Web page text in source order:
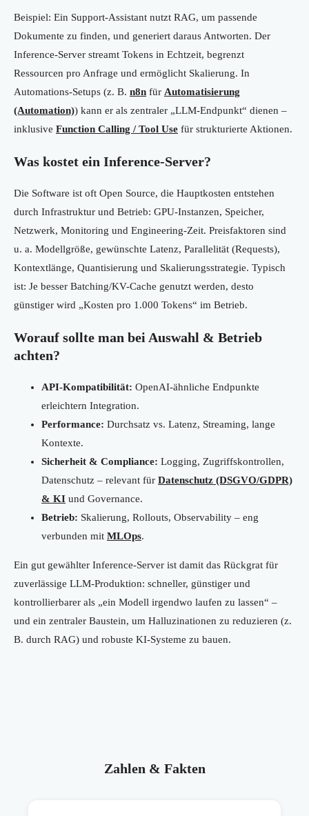
Beispiel: Ein Support-Assistant nutzt RAG, um passende
Dokumente zu finden, und generiert daraus Antworten. Der
Inference-Server streamt Tokens in Echtzeit, begrenzt
Ressourcen pro Anfrage und ermöglicht Skalierung. In
Automations-Setups (z. B. n8n für Automatisierung
(Automation)) kann er als zentraler „LLM-Endpunkt“ dienen –
inklusive Function Calling / Tool Use für strukturierte Aktionen.
Was kostet ein Inference-Server?
Die Software ist oft Open Source, die Hauptkosten entstehen
durch Infrastruktur und Betrieb: GPU-Instanzen, Speicher,
Netzwerk, Monitoring und Engineering-Zeit. Preisfaktoren sind
u. a. Modellgröße, gewünschte Latenz, Parallelität (Requests),
Kontextlänge, Quantisierung und Skalierungsstrategie. Typisch
ist: Je besser Batching/KV-Cache genutzt werden, desto
günstiger wird „Kosten pro 1.000 Tokens“ im Betrieb.
Worauf sollte man bei Auswahl & Betrieb
achten?
API-Kompatibilität: OpenAI-ähnliche Endpunkte
erleichtern Integration.
Performance: Durchsatz vs. Latenz, Streaming, lange
Kontexte.
Sicherheit & Compliance: Logging, Zugriffskontrollen,
Datenschutz – relevant für Datenschutz (DSGVO/GDPR)
& KI und Governance.
Betrieb: Skalierung, Rollouts, Observability – eng
verbunden mit MLOps.
Ein gut gewählter Inference-Server ist damit das Rückgrat für
zuverlässige LLM-Produktion: schneller, günstiger und
kontrollierbarer als „ein Modell irgendwo laufen zu lassen“ –
und ein zentraler Baustein, um Halluzinationen zu reduzieren (z.
B. durch RAG) und robuste KI-Systeme zu bauen.
Zahlen & Fakten